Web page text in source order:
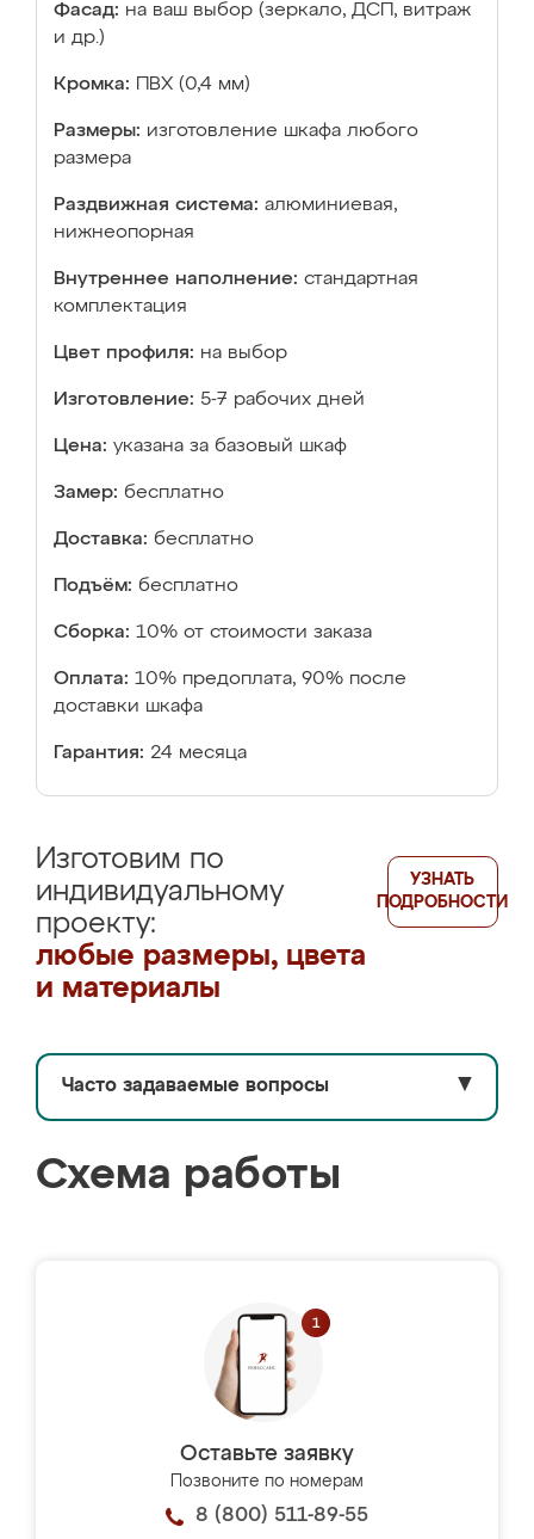
Фасад: на ваш выбор (зеркало, ДСП, витраж
и др.)
Кромка: ПВХ (0,4 мм)
Размеры: изготовление шкафа любого
размера
Раздвижная система: алюминиевая,
нижнеопорная
Внутреннее наполнение: стандартная
комплектация
Цвет профиля: на выбор
Изготовление: 5-7 рабочих дней
Цена: указана за базовый шкаф
Замер: бесплатно
Доставка: бесплатно
Подъём: бесплатно
Сборка: 10% от стоимости заказа
Оплата: 10% предоплата, 90% после
доставки шкафа
Гарантия: 24 месяца
Изготовим по
индивидуальному
проекту:
любые размеры, цвета
и материалы
УЗНАТЬ
ПОДРОБНОСТИ
Часто задаваемые вопросы ▼
Схема работы
Оставьте заявку
Позвоните по номерам
8 (800) 511-89-55